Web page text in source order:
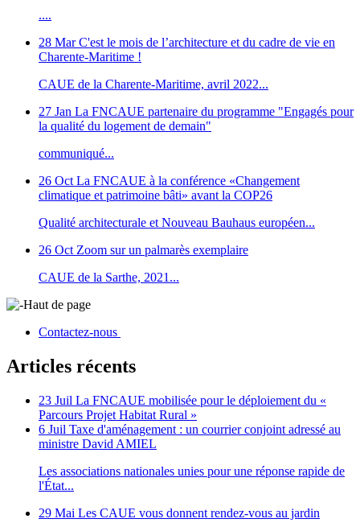
....
28 Mar C'est le mois de l’architecture et du cadre de vie en
Charente-Maritime !
CAUE de la Charente-Maritime, avril 2022...
27 Jan La FNCAUE partenaire du programme "Engagés pour
la qualité du logement de demain"
communiqué...
26 Oct La FNCAUE à la conférence «Changement
climatique et patrimoine bâti» avant la COP26
Qualité architecturale et Nouveau Bauhaus européen...
26 Oct Zoom sur un palmarès exemplaire
CAUE de la Sarthe, 2021...
Haut de page
Contactez-nous
Articles récents
23 Juil La FNCAUE mobilisée pour le déploiement du «
Parcours Projet Habitat Rural »
6 Juil Taxe d'aménagement : un courrier conjoint adressé au
ministre David AMIEL
Les associations nationales unies pour une réponse rapide de
l'État...
29 Mai Les CAUE vous donnent rendez-vous au jardin